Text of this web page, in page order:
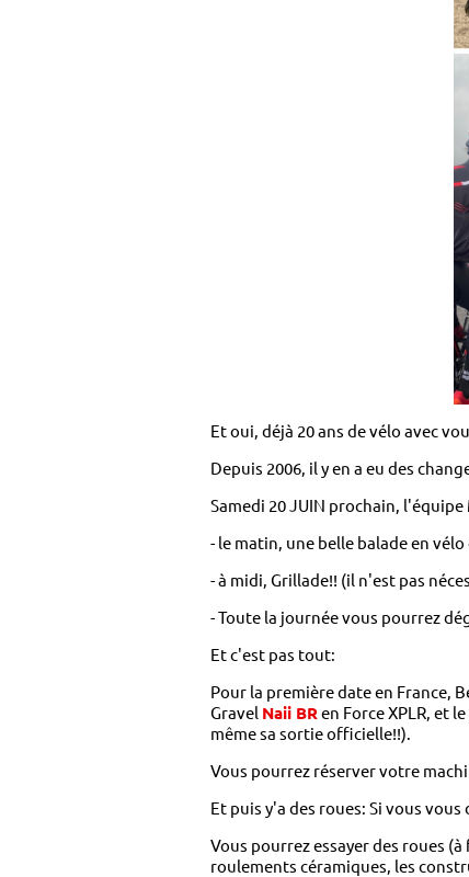
Et oui, déjà 20 ans de vélo avec
Depuis 2006, il y en a eu des
Samedi 20 JUIN prochain,
- le matin, une belle balade en
- à midi, Grillade!! (il n'est pas
- Toute la journée vous pourrez
Et c'est pas tout:
Pour la première date en France,
Gravel Naii BR en Force XPLR, et
même sa sortie officielle!!).
Vous pourrez réserver votre
Et puis y'a des roues: Si vous
Vous pourrez essayer des roues
roulements céramiques, les